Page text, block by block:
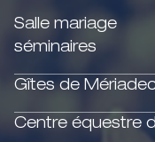
Salle mariage
séminaires
Gîtes de
Centre équestre